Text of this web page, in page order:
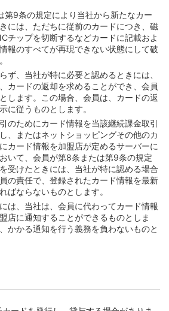
および返済方式
払義務）
のキャッシングサービスの利用）
グサービスの返済方式）
ンの原則的返済方式およびその返済
ンの返済方式または返済額の算定方
たは返済額の算定方法の変更時に定
ングサービスからカードローンへの変
息および費用
更）
グサービス手数料の計算方法）
数料）
第9条の規定により当社から新たなカー
には、ただちに従前のカードにつき、磁
チップを切断するなどカードに記載およ
報のすべてが再現できない状態にして破
ず、当社が特に必要と認めるときには、
カードの返却を求めることができ、会員
します。この場合、会員は、カードの返
に従うものとします。
のためにカード情報を当該継続課金取引
、またはネットショッピングその他のカ
カード情報を加盟店が定めるサーバーに
いて、会員が第8条または第9条の規定
受けたときには、当社が特に認める場合
の責任で、登録されたカード情報を最新
ばならないものとします。
は、当社は、会員に代わってカード情報
店に通知することができるものとしま
かかる通知を行う義務を負わないものと